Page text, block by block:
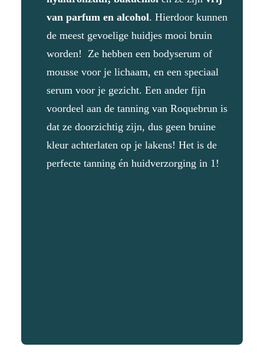
van parfum en alcohol. Hierdoor kunnen
de meest gevoelige huidjes mooi bruin
worden! Ze hebben een bodyserum of
mousse voor je lichaam, en een speciaal
serum voor je gezicht. Een ander fijn
voordeel aan de tanning van Roquebrun is
dat ze doorzichtig zijn, dus geen bruine
kleur achterlaten op je lakens! Het is de
perfecte tanning én huidverzorging in 1!